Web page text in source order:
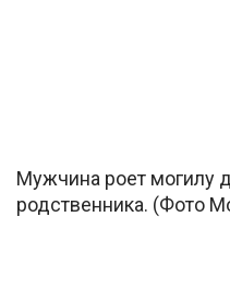
Мужчина роет могилу
родственника. (Фото